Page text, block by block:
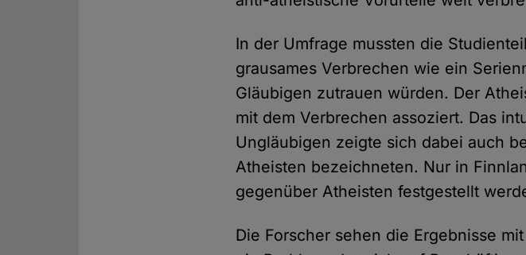
In der Umfrage mussten die
grausames Verbrechen wie ein
Gläubigen zutrauen würden. Der
mit dem Verbrechen assoziert. Das
Ungläubigen zeigte sich dabei auch
Atheisten bezeichneten. Nur in
gegenüber Atheisten festgestellt
Die Forscher sehen die Ergebnisse